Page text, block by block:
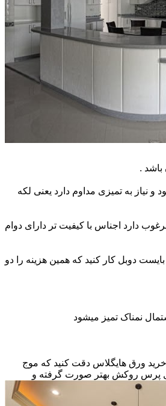
.
به تمیزی مداوم دارد یعنی لکه
دارد اجناس با کیفیت تر دارای دوام
دوبل کار کنید که همین هزینه را دو
نمناک تمیز میشود
خرید ورق هایگلاس دقت کنید که موج
پرس روکش بهتر صورت گرفته و